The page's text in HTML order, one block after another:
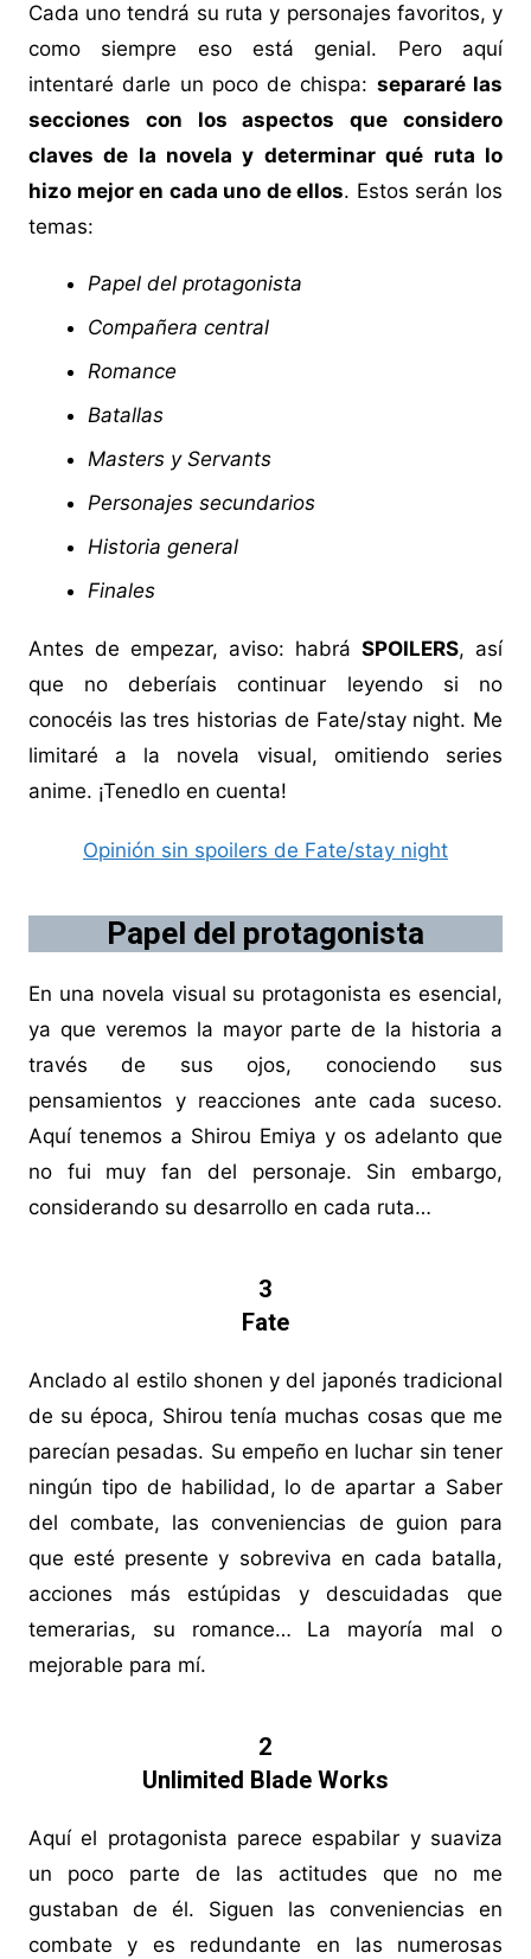
Cada uno tendrá su ruta y personajes favoritos, y
como siempre eso está genial. Pero aquí
intentaré darle un poco de chispa: separaré las
secciones con los aspectos que considero
claves de la novela y determinar qué ruta lo
hizo mejor en cada uno de ellos. Estos serán los
temas:
Papel del protagonista
Compañera central
Romance
Batallas
Masters y Servants
Personajes secundarios
Historia general
Finales
Antes de empezar, aviso: habráSPOILERS, así
que no deberíais continuar leyendo si no
conocéis las tres historias de Fate/stay night. Me
limitaré a la novela visual, omitiendo series
anime. ¡Tenedlo en cuenta!
Opinión sin spoilers de Fate/stay night
Papel del protagonista
En una novela visual su protagonista es esencial,
ya que veremos la mayor parte de la historia a
través de sus ojos, conociendo sus
pensamientos y reacciones ante cada suceso.
Aquí tenemos a Shirou Emiya y os adelanto que
no fui muy fan del personaje. Sin embargo,
considerando su desarrollo en cada ruta…
3
Fate
Anclado al estilo shonen y del japonés tradicional
de su época, Shirou tenía muchas cosas que me
parecían pesadas. Su empeño en luchar sin tener
ningún tipo de habilidad, lo de apartar a Saber
del combate, las conveniencias de guion para
que esté presente y sobreviva en cada batalla,
acciones más estúpidas y descuidadas que
temerarias, su romance… La mayoría mal o
mejorable para mí.
2
Unlimited Blade Works
Aquí el protagonista parece espabilar y suaviza
un poco parte de las actitudes que no me
gustaban de él. Siguen las conveniencias en
combate y es redundante en las numerosas